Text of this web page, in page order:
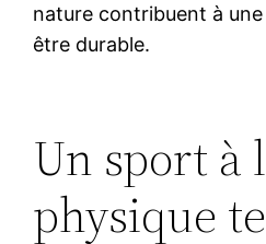
nature contribuent à
être durable.
Un sport à
physique